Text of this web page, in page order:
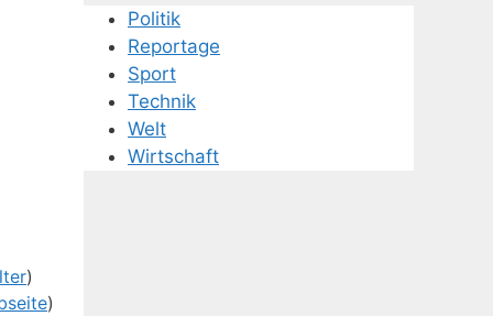
)
)
Politik
Reportage
Sport
Technik
Welt
Wirtschaft